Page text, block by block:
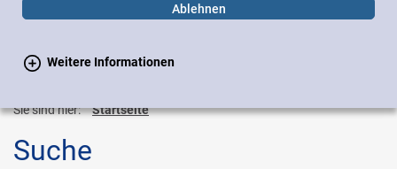
Ablehnen
Weitere Informationen
Suchen
Sie sind hier:
Startseite
Suche